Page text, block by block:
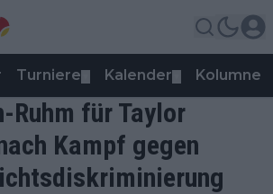
Turniere Kalender Kolumnen
Ruhm für Taylor
Kampf gegen